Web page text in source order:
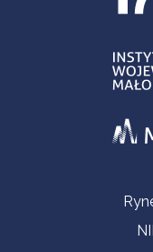
Informacje